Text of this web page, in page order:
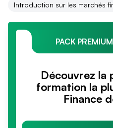
Introduction sur les marchés
PACK PREMIUM
Découvrez la
formation la
Finance